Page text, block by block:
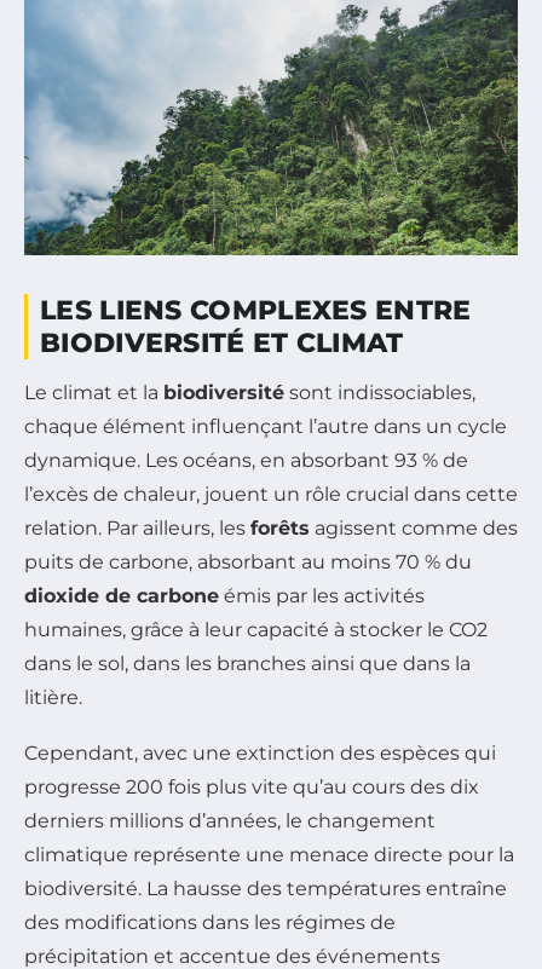
LES LIENS COMPLEXES ENTRE
BIODIVERSITÉ ET CLIMAT
Le climat et la biodiversité sont indissociables,
chaque élément influençant l’autre dans un cycle
dynamique. Les océans, en absorbant 93 % de
l’excès de chaleur, jouent un rôle crucial dans cette
relation. Par ailleurs, les forêts agissent comme des
puits de carbone, absorbant au moins 70 % du
dioxide de carbone émis par les activités
humaines, grâce à leur capacité à stocker le CO2
dans le sol, dans les branches ainsi que dans la
litière.
Cependant, avec une extinction des espèces qui
progresse 200 fois plus vite qu’au cours des dix
derniers millions d’années, le changement
climatique représente une menace directe pour la
biodiversité. La hausse des températures entraîne
des modifications dans les régimes de
précipitation et accentue des événements